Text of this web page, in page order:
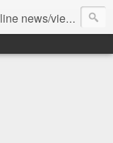
Connecting the community worldwide Editorial Director: Prem Chandran